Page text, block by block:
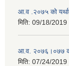
आ.व .२०७५ को
मिति: 09/18/2019
आ.व. २०७६।०७७
मिति: 07/24/2019